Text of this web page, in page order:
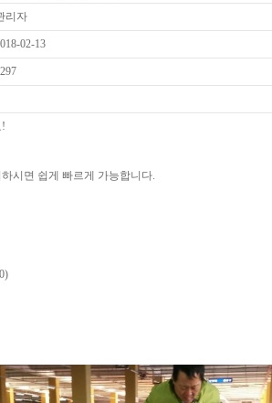
리자
02-13
시면 쉽게 빠르게 가능합니다.